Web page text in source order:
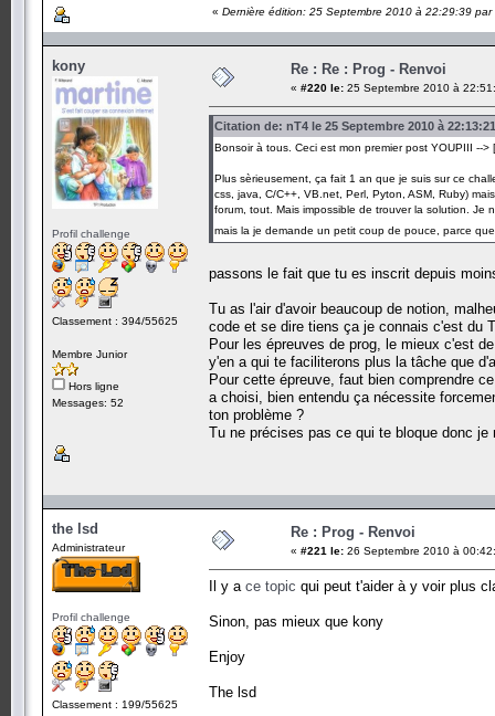
« Dernière édition: 25 Septembre 2010 à 22:29:39 par
kony
Profil challenge
Classement : 394/55625
Membre Junior
Hors ligne
Messages: 52
Re : Re : Prog - Renvoi
« #220 le: 25 Septembre 2010 à
Citation de: nT4 le 25 Septembre 2010 à 22:13:21
Bonsoir à tous. Ceci est mon premier post YOUPIII -->
Plus sèrieusement, ça fait 1 an que je suis sur ce
css, java, C/C++, VB.net, Perl, Pyton, ASM, Ruby)
forum, tout. Mais impossible de trouver la solution. Je
mais la je demande un petit coup de pouce, parce
passons le fait que tu es inscrit depuis
Tu as l'air d'avoir beaucoup de notion,
code et se dire tiens ça je connais c'est du
Pour les épreuves de prog, le mieux c'est
y'en a qui te faciliterons plus la tâche que
Pour cette épreuve, faut bien comprendre
a choisi, bien entendu ça nécessite
ton problème ?
Tu ne précises pas ce qui te bloque donc je
the lsd
Administrateur
Profil challenge
Classement : 199/55625
Re : Prog - Renvoi
« #221 le: 26 Septembre 2010 à
Il y a ce topic qui peut t'aider à y voir plus
Sinon, pas mieux que kony
Enjoy
The lsd